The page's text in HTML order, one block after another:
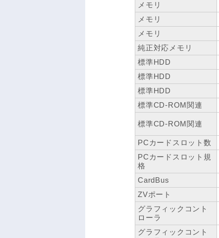
メモリ
メモリ
メモリ
純正対応メモリ
標準HDD
標準HDD
標準HDD
標準CD-ROM関連
標準CD-ROM関連
PCカードスロット数
PCカードスロット規
格
CardBus
ZVポート
グラフィックコント
ローラ
グラフィックコント